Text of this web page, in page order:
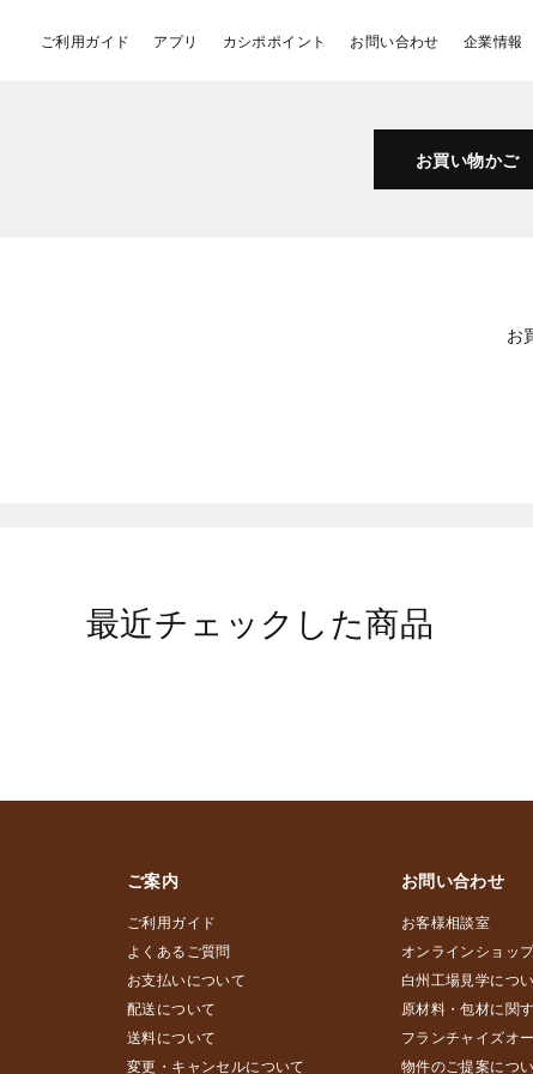
ご利用ガイド アプリ カシポポイント お問い合わせ 企業情報
お買い物かご
お
最近チェックした商品
ご案内
ご利用ガイド
よくあるご質問
お支払いについて
配送について
送料について
変更・キャンセルについて
お問い合わせ
お客様相談室
オンラインショッ
白州工場見学につ
原材料・包材に関
フランチャイズオ
物件のご提案につ